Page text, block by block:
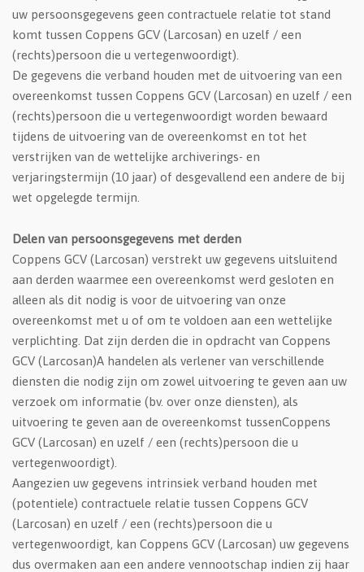
uw persoonsgegevens geen contractuele relatie tot stand
komt tussen Coppens GCV (Larcosan) en uzelf / een
(rechts)persoon die u vertegenwoordigt).
De gegevens die verband houden met de uitvoering van een
overeenkomst tussen Coppens GCV (Larcosan) en uzelf / een
(rechts)persoon die u vertegenwoordigt worden bewaard
tijdens de uitvoering van de overeenkomst en tot het
verstrijken van de wettelijke archiverings- en
verjaringstermijn (10 jaar) of desgevallend een andere de bij
wet opgelegde termijn.
Delen van persoonsgegevens met derden
Coppens GCV (Larcosan) verstrekt uw gegevens uitsluitend
aan derden waarmee een overeenkomst werd gesloten en
alleen als dit nodig is voor de uitvoering van onze
overeenkomst met u of om te voldoen aan een wettelijke
verplichting. Dat zijn derden die in opdracht van Coppens
GCV (Larcosan)A handelen als verlener van verschillende
diensten die nodig zijn om zowel uitvoering te geven aan uw
verzoek om informatie (bv. over onze diensten), als
uitvoering te geven aan de overeenkomst tussenCoppens
GCV (Larcosan) en uzelf / een (rechts)persoon die u
vertegenwoordigt).
Aangezien uw gegevens intrinsiek verband houden met
(potentiele) contractuele relatie tussen Coppens GCV
(Larcosan) en uzelf / een (rechts)persoon die u
vertegenwoordigt, kan Coppens GCV (Larcosan) uw gegevens
dus overmaken aan een andere vennootschap indien zij haar